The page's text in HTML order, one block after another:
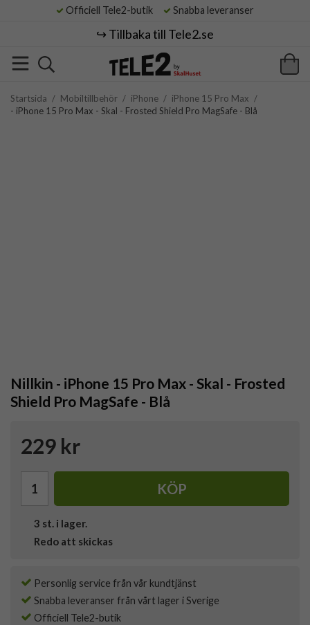
Officiell Tele2-butik Snabba leveranser
↪️ Tillbaka till Tele2.se
Startsida / Mobiltillbehör / iPhone / iPhone 15 Pro Max /
- iPhone 15 Pro Max - Skal - Frosted Shield Pro MagSafe - Blå
Nillkin - iPhone 15 Pro Max - Skal - Frosted
Shield Pro MagSafe - Blå
229 kr
KÖP
3 st. i lager.
Redo att skickas
Personlig service från vår kundtjänst
Snabba leveranser från vårt lager i Sverige
Officiell Tele2-butik